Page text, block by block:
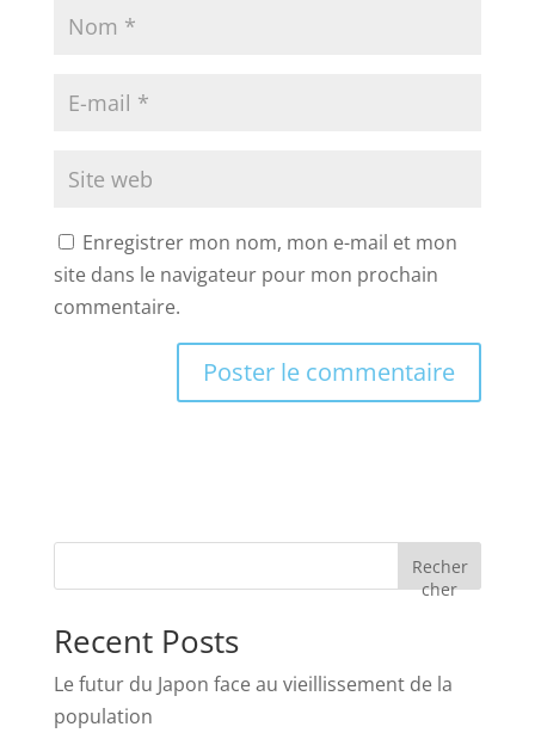
Enregistrer mon nom, mon e-mail et mon
site dans le navigateur pour mon prochain
commentaire.
Recher
cher
Recent Posts
Le futur du Japon face au vieillissement de la
population